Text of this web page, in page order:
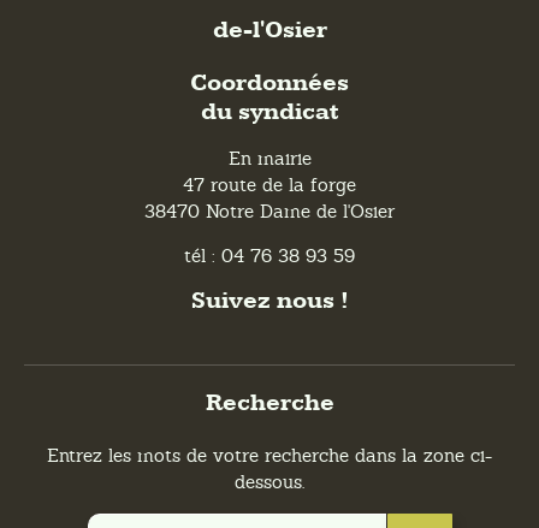
de-l'Osier
Coordonnées
du syndicat
En mairie
47 route de la forge
38470 Notre Dame de l'Osier
tél : 04 76 38 93 59
Suivez nous !
Recherche
Entrez les mots de votre recherche dans la zone ci-
dessous.